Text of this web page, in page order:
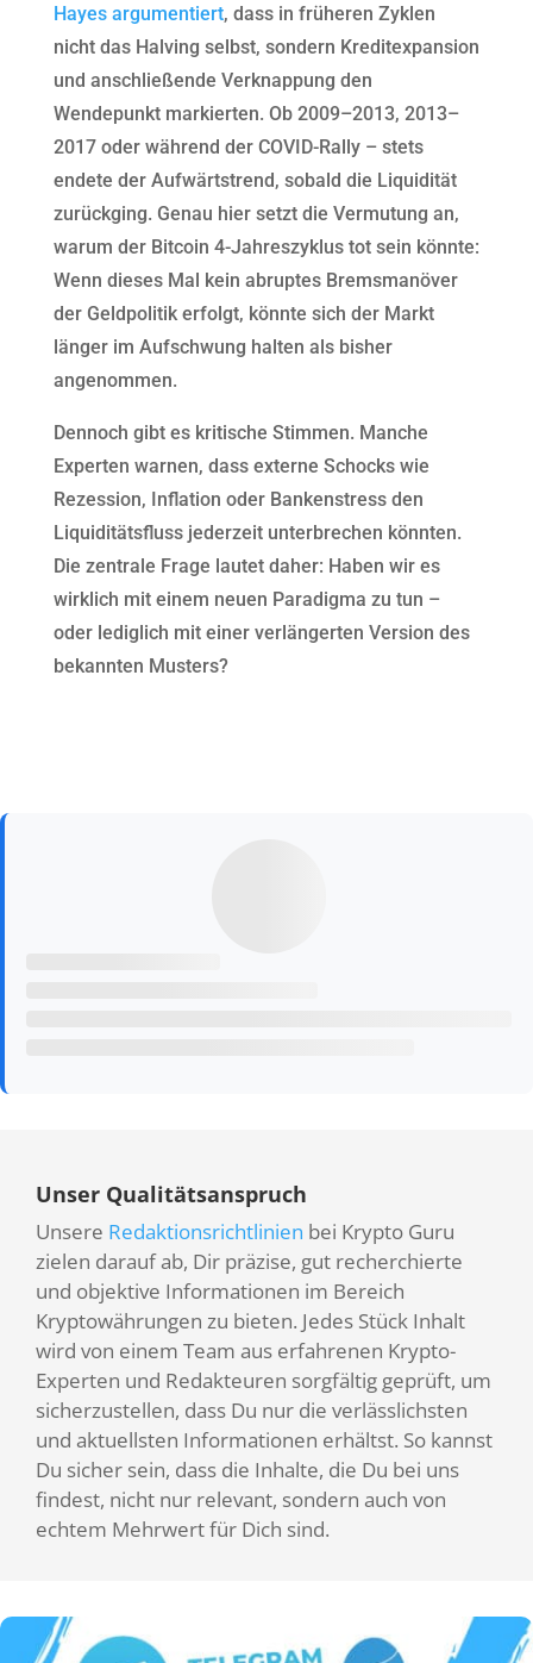
Hayes argumentiert, dass in früheren Zyklen
nicht das Halving selbst, sondern Kreditexpansion
und anschließende Verknappung den
Wendepunkt markierten. Ob 2009–2013, 2013–
2017 oder während der COVID-Rally – stets
endete der Aufwärtstrend, sobald die Liquidität
zurückging. Genau hier setzt die Vermutung an,
warum der Bitcoin 4-Jahreszyklus tot sein könnte:
Wenn dieses Mal kein abruptes Bremsmanöver
der Geldpolitik erfolgt, könnte sich der Markt
länger im Aufschwung halten als bisher
angenommen.
Dennoch gibt es kritische Stimmen. Manche
Experten warnen, dass externe Schocks wie
Rezession, Inflation oder Bankenstress den
Liquiditätsfluss jederzeit unterbrechen könnten.
Die zentrale Frage lautet daher: Haben wir es
wirklich mit einem neuen Paradigma zu tun –
oder lediglich mit einer verlängerten Version des
bekannten Musters?
Unser Qualitätsanspruch
Unsere Redaktionsrichtlinien bei Krypto Guru
zielen darauf ab, Dir präzise, gut recherchierte
und objektive Informationen im Bereich
Kryptowährungen zu bieten. Jedes Stück Inhalt
wird von einem Team aus erfahrenen Krypto-
Experten und Redakteuren sorgfältig geprüft, um
sicherzustellen, dass Du nur die verlässlichsten
und aktuellsten Informationen erhältst. So kannst
Du sicher sein, dass die Inhalte, die Du bei uns
findest, nicht nur relevant, sondern auch von
echtem Mehrwert für Dich sind.